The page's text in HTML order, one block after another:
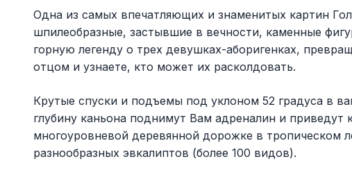
Одна из самых впечатляющих и знаменитых картин
шпилеобразные, застывшие в вечности, каменные
горную легенду о трех девушках-аборигенках,
отцом и узнаете, кто может их расколдовать.
Крутые спуски и подъемы под уклоном 52 градуса в
глубину каньона поднимут Вам адреналин и приведут
многоуровневой деревянной дорожке в тропическом
разнообразных эвкалиптов (более 100 видов).